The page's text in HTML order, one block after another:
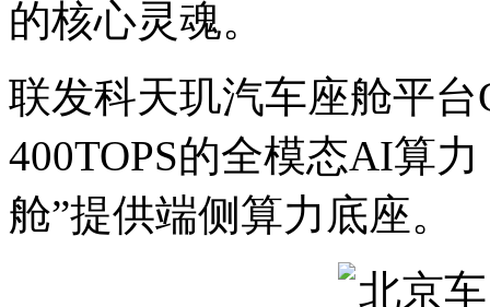
的核心灵魂。
联发科天玑汽车座舱平
400TOPS的全模态AI算
舱”提供端侧算力底座。